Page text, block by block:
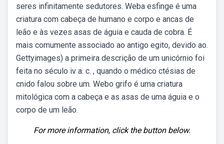
seres infinitamente sedutores. Weba esfinge é uma
criatura com cabeça de humano e corpo e ancas de
leão e às vezes asas de águia e cauda de cobra. É
mais comumente associado ao antigo egito, devido ao.
Gettyimages) a primeira descrição de um unicórnio foi
feita no século iv a. c. , quando o médico ctésias de
cnido falou sobre um. Webo grifo é uma criatura
mitológica com a cabeça e as asas de uma águia e o
corpo de um leão.
For more information, click the button below.